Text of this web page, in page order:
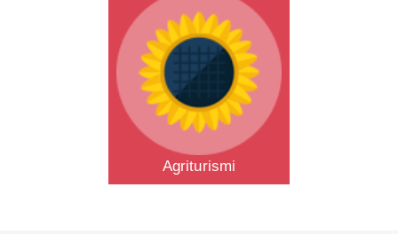
Agriturismi